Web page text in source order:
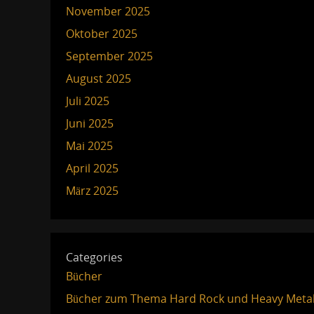
November 2025
Oktober 2025
September 2025
August 2025
Juli 2025
Juni 2025
Mai 2025
April 2025
März 2025
Categories
Bücher
Bücher zum Thema Hard Rock und Heavy